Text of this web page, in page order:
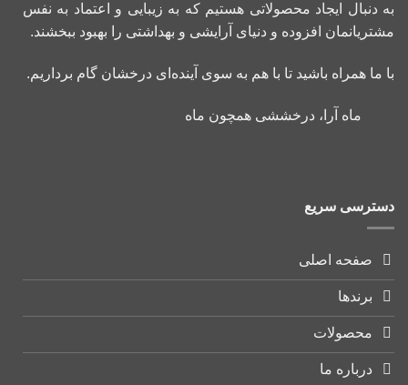
به دنبال ایجاد محصولاتی هستیم که به زیبایی و اعتماد به نفس
مشتریانمان افزوده و دنیای آرایشی و بهداشتی را بهبود ببخشند.
با ما همراه باشید تا با هم به سوی آینده‌ای درخشان گام برداریم.
ماه آرا، درخششی همچون ماه
دسترسی سریع
صفحه اصلی
برندها
محصولات
درباره ما